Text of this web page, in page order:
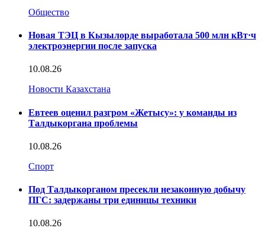
Общество
Новая ТЭЦ в Кызылорде выработала 500 млн кВт·ч
электроэнергии после запуска
10.08.26
Новости Казахстана
Евтеев оценил разгром «Жетысу»: у команды из
Талдыкоргана проблемы
10.08.26
Спорт
Под Талдыкорганом пресекли незаконную добычу
ПГС: задержаны три единицы техники
10.08.26